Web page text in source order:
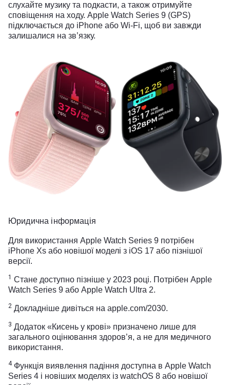
слухайте музику та подкасти, а також отримуйте
сповіщення на ходу. Apple Watch Series 9 (GPS)
підключається до iPhone або Wi-Fi, щоб ви завжди
залишалися на зв’язку.
Юридична інформація
Для використання Apple Watch Series 9 потрібен
iPhone Xs або новішої моделі з iOS 17 або пізнішої
версії.
1 Стане доступно пізніше у 2023 році. Потрібен Apple
Watch Series 9 або Apple Watch Ultra 2.
2 Докладніше дивіться на apple.com/2030.
3 Додаток «Кисень у крові» призначено лише для
загального оцінювання здоров’я, а не для медичного
використання.
4Функція виявлення падіння доступна в Apple Watch
Series 4 і новіших моделях із watchOS 8 або новішої